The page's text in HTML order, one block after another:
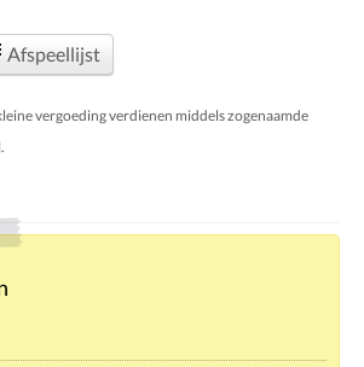
Afspeellijst
vergoeding verdienen middels zogenaamde